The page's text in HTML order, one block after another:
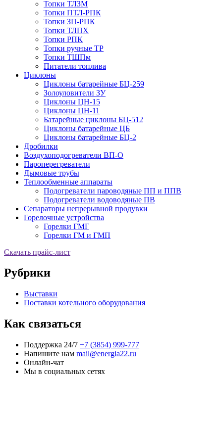
Топки ТЛЗМ
Топки ПТЛ-РПК
Топки ЗП-РПК
Топки ТЛПХ
Топки РПК
Топки ручные ТР
Топки ТШПм
Питатели топлива
Циклоны
Циклоны батарейные БЦ-259
Золоуловители ЗУ
Циклоны ЦН-15
Циклоны ЦН-11
Батарейные циклоны БЦ-512
Циклоны батарейные ЦБ
Циклоны батарейные БЦ-2
Дробилки
Воздухоподогреватели ВП-О
Пароперегреватели
Дымовые трубы
Теплообменные аппараты
Подогреватели пароводяные ПП и ППВ
Подогреватели водоводяные ПВ
Сепараторы непрерывной продувки
Горелочные устройства
Горелки ГМГ
Горелки ГМ и ГМП
Скачать прайс-лист
Рубрики
Выставки
Поставки котельного оборудования
Как связаться
Поддержка 24/7 +7 (3854) 999-777
Напишите нам mail@energia22.ru
Онлайн-чат
Мы в социальных сетях